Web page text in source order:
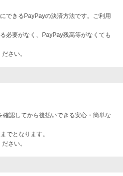
できるPayPayの決済方法です。ご利用
必要がなく、PayPay残高等がなくても
さい。
確認してから後払いできる安心・簡単な
でとなります。
さい。